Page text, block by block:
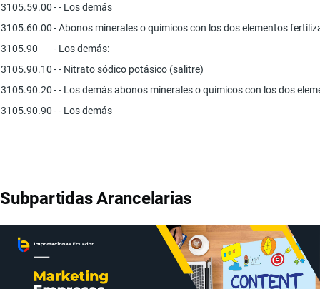
3105.59.00- - Los demás
3105.60.00- Abonos minerales o químicos con los dos elementos
3105.90
- Los demás:
3105.90.10- - Nitrato sódico potásico (salitre)
3105.90.20- - Los demás abonos minerales o químicos con los dos
3105.90.90- - Los demás
Subpartidas Arancelarias